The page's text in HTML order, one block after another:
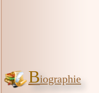
Biographie